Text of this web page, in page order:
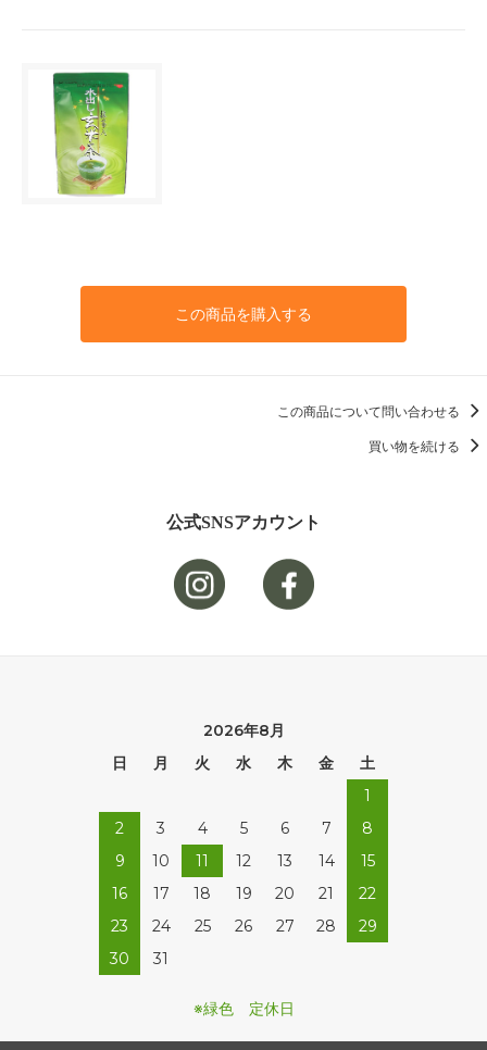
この商品を購入する
この商品について問い合わせる
買い物を続ける
公式SNSアカウント
2026年8月
日
月 火 水 木 金
土
1
2
3 4 5 6 7
8
9
10 11 12 13 14
15
16
17 18 19 20 21
22
23
24 25 26 27 28
29
30
31
※緑色 定休日